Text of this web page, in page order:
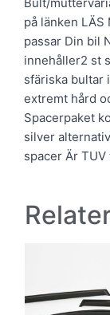
på länken
passar Din bil
innehåller2 st
sfäriska bultar
extremt hård
Spacerpaket
silver
spacer Är